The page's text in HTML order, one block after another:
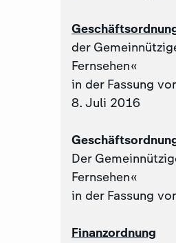
der
Fernsehen«
in der Fassung
8. Juli 2016
Der
Fernsehen«
in der Fassung
Finanzordnung